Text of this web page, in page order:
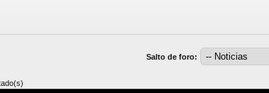
Salto de foro: